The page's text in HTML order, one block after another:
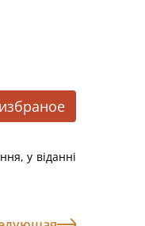
у віданні